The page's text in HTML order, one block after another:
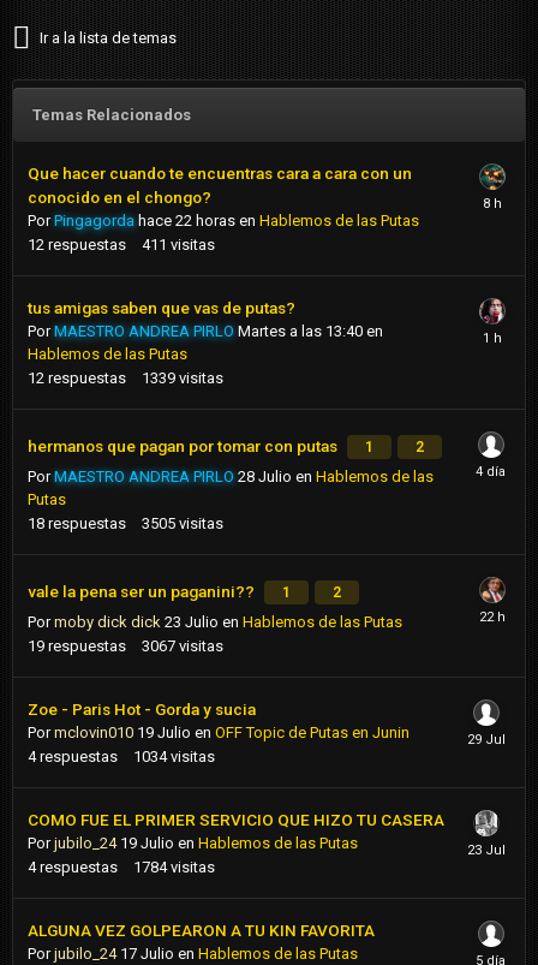
Ir a la lista de temas
Temas Relacionados
Que hacer cuando te encuentras cara a cara con un
conocido en el chongo?
PorPingagorda hace 22 horas en Hablemos de las Putas
12 respuestas 411 visitas
tus amigas saben que vas de putas?
PorMAESTRO ANDREA PIRLO Martes a las 13:40 en
Hablemos de las Putas
12 respuestas 1339 visitas
hermanos que pagan por tomar con putas 1 2
PorMAESTRO ANDREA PIRLO 28 Julio en Hablemos de las
Putas
18 respuestas 3505 visitas
vale la pena ser un paganini?? 1 2
Pormoby dick dick 23 Julio en Hablemos de las Putas
19 respuestas 3067 visitas
Zoe - Paris Hot - Gorda y sucia
Pormclovin010 19 Julio en OFF Topic de Putas en Junin
4 respuestas 1034 visitas
COMO FUE EL PRIMER SERVICIO QUE HIZO TU CASERA
Porjubilo_24 19 Julio en Hablemos de las Putas
4 respuestas 1784 visitas
ALGUNA VEZ GOLPEARON A TU KIN FAVORITA
Porjubilo_24 17 Julio en Hablemos de las Putas